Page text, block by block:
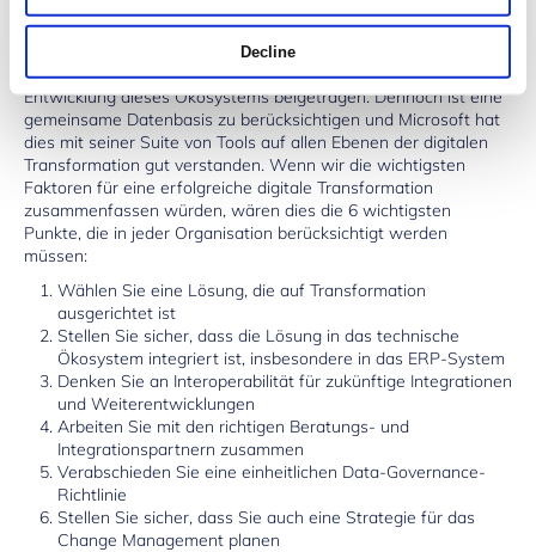
Decline
Die zunehmende Fähigkeit der Systeme, Anwendungen
anderer Tools oder Softwareanbieter per Schnittstelle
anzubinden und zu integrieren, hat ebenfalls erheblich zur
Entwicklung dieses Ökosystems beigetragen. Dennoch ist eine
gemeinsame Datenbasis zu berücksichtigen und Microsoft hat
dies mit seiner Suite von Tools auf allen Ebenen der digitalen
Transformation gut verstanden. Wenn wir die wichtigsten
Faktoren für eine erfolgreiche digitale Transformation
zusammenfassen würden, wären dies die 6 wichtigsten
Punkte, die in jeder Organisation berücksichtigt werden
müssen:
Wählen Sie eine Lösung, die auf Transformation
ausgerichtet ist
Stellen Sie sicher, dass die Lösung in das technische
Ökosystem integriert ist, insbesondere in das ERP-System
Denken Sie an Interoperabilität für zukünftige Integrationen
und Weiterentwicklungen
Arbeiten Sie mit den richtigen Beratungs- und
Integrationspartnern zusammen
Verabschieden Sie eine einheitlichen Data-Governance-
Richtlinie
Stellen Sie sicher, dass Sie auch eine Strategie für das
Change Management planen